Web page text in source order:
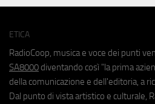
ETICA
RadioCoop, musica e voce dei punti
SA8000 diventando così "la prima
della comunicazione e dell'editoria, a
Dal punto di vista artistico e culturale,